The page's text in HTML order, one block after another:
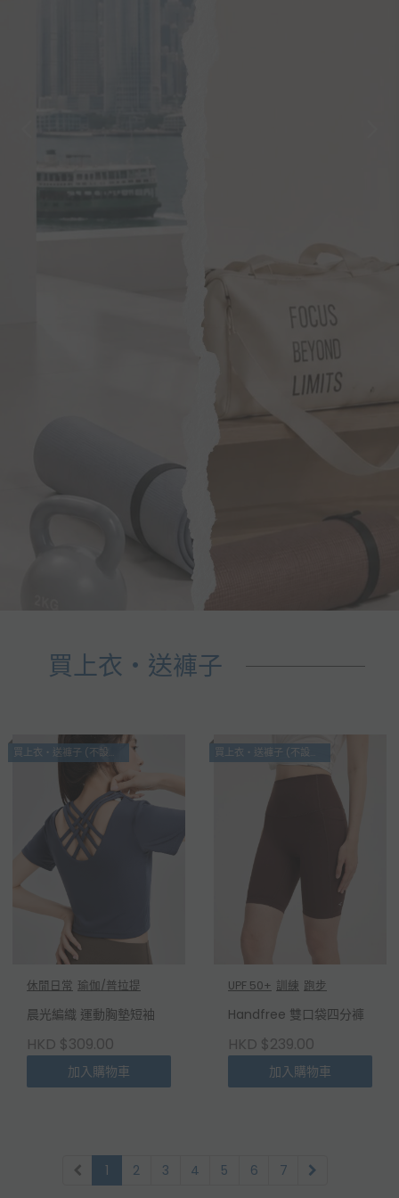
買上衣・送褲子
買上衣・送褲子 (不設退換)
休閒日常 瑜伽/普拉提
晨光編織 運動胸墊短袖
HKD $309.00
加入購物車
買上衣・送褲子 (不設退換)
UPF 50+ 訓練 跑步
Handfree 雙口袋四分褲
HKD $239.00
加入購物車
1 2 3 4 5 6 7